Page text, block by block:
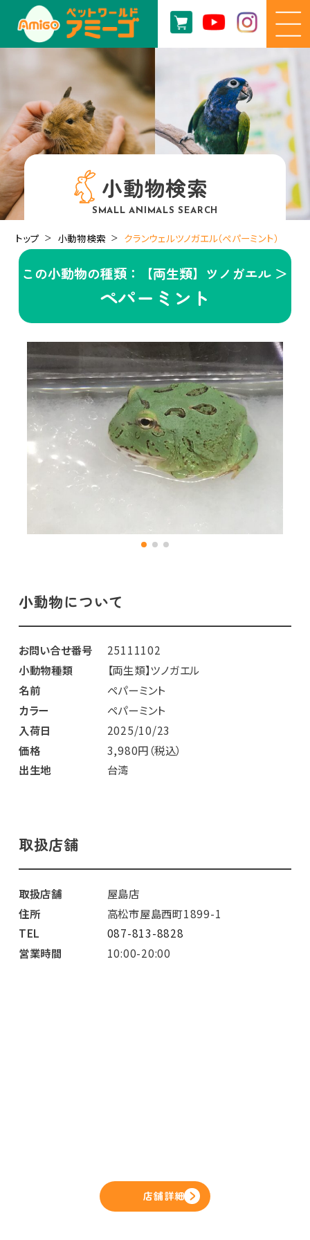
小動物検索
SMALL ANIMALS SEARCH
トップ 小動物検索 クランウェルツノガエル（ペパーミント）
この小動物の種類：【両生類】ツノガエル ＞
ペパーミント
小動物について
お問い合せ番号
25111102
小動物種類
【両生類】ツノガエル
名前
ペパーミント
カラー
ペパーミント
入荷日
2025/10/23
価格
3,980円（税込）
出生地
台湾
取扱店舗
取扱店舗
屋島店
住所
高松市屋島西町1899-1
TEL
087-813-8828
営業時間
10:00-20:00
店舗詳細